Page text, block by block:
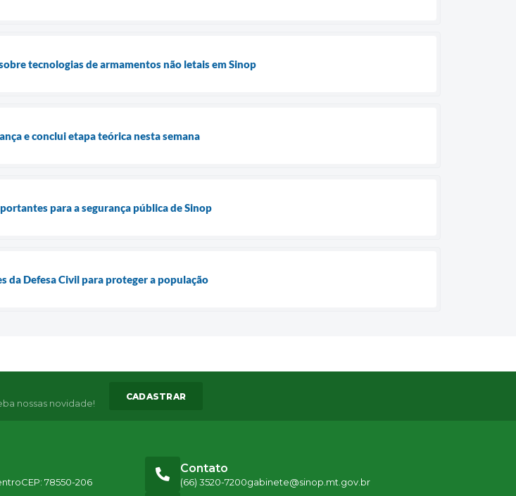
tecnologias de armamentos não letais em Sinop
e conclui etapa teórica nesta semana
para a segurança pública de Sinop
da Defesa Civil para proteger a população
nossas novidade!
CADASTRAR
CEP: 78550-206
Contato
(66) 3520-7200gabinete@sinop.mt.gov.br